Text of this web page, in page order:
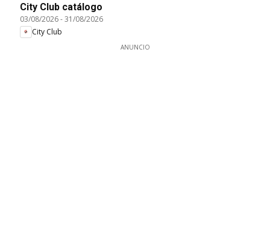
City Club catálogo
03/08/2026-31/08/2026
City Club
ANUNCIO